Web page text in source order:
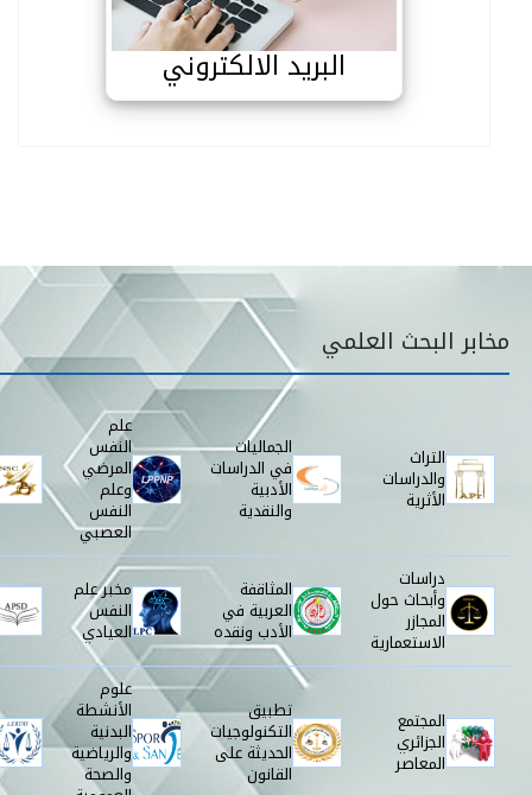
البريد الالكتروني
قائمة مخابر البحث
مخابر البحث العلمي
التراث
والدراسات
الأثرية
الجماليات
في الدراسات
الأدبية
والنقدية
علم
النفس
المرضي
وعلم
النفس
العصبي
دراسات
وأبحاث حول
المجازر
الاستعمارية
المثاقفة
العربية في
الأدب ونقده
مخبر علم
النفس
العيادي
المجتمع
الجزائري
المعاصر
تطبيق
التكنولوجيات
الحديثة على
القانون
علوم
الأنشطة
البدنية
والرياضية
والصحة